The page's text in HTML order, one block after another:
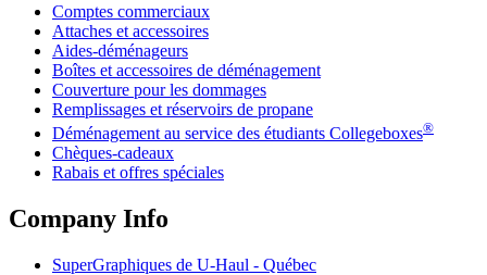
Comptes commerciaux
Attaches et accessoires
Aides-déménageurs
Boîtes et accessoires de déménagement
Couverture pour les dommages
Remplissages et réservoirs de propane
Déménagement au service des étudiants Collegeboxes®
Chèques-cadeaux
Rabais et offres spéciales
Company Info
SuperGraphiques de U-Haul - Québec